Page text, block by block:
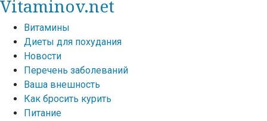
Vitaminov.net
Витамины
Диеты для похудания
Новости
Перечень заболеваний
Ваша внешность
Как бросить курить
Питание